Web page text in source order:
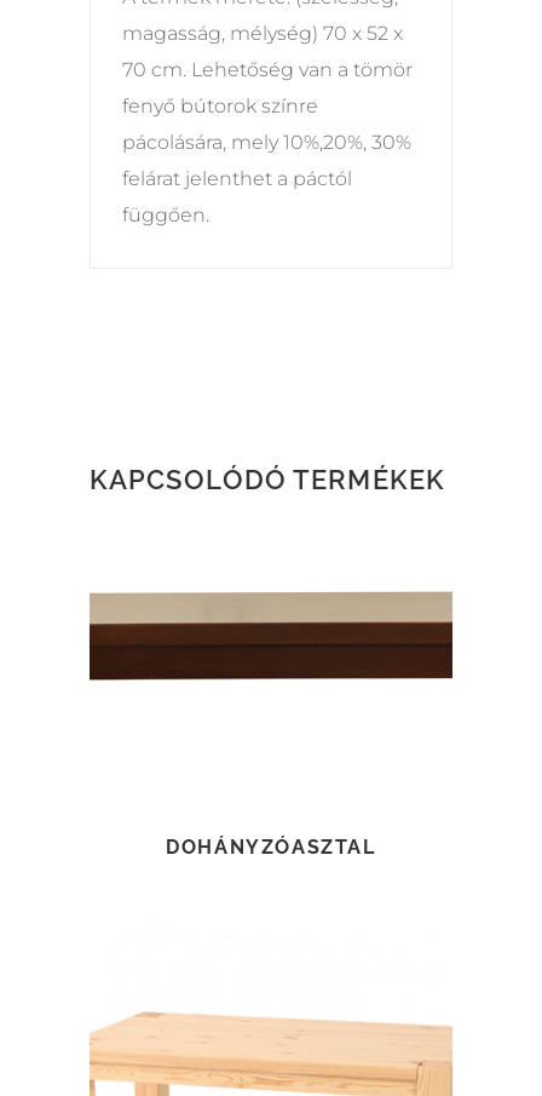
magasság, mélység) 70 x 52 x
70 cm. Lehetőség van a tömör
fenyő bútorok színre
pácolására, mely 10%,20%, 30%
felárat jelenthet a páctól
függően.
KAPCSOLÓDÓ TERMÉKEK
DOHÁNYZÓASZTAL